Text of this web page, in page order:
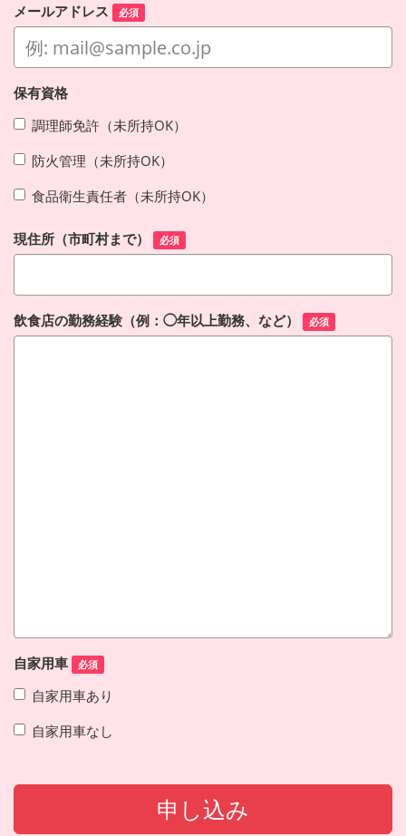
メールアドレス 必須
保有資格
調理師免許（未所持OK）
防火管理（未所持OK）
食品衛生責任者（未所持OK）
現住所（市町村まで） 必須
飲食店の勤務経験（例：◯年以上勤務、など） 必須
自家用車 必須
自家用車あり
自家用車なし
申し込み